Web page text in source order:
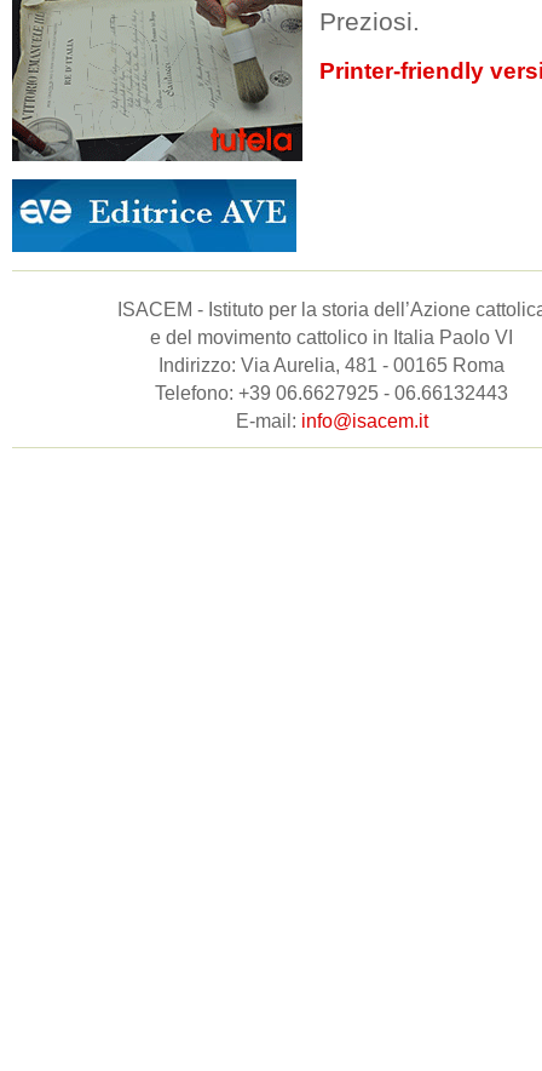
Preziosi.
Printer-friendly
ISACEM - Istituto per la storia dell’Azione
e del movimento cattolico in Italia Paolo VI
Indirizzo: Via Aurelia, 481 - 00165 Roma
Telefono: +39 06.6627925 - 06.66132443
E-mail: info@isacem.it